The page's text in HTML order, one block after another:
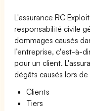
L'assurance RC
responsabilité civile
dommages causés
l’entreprise, c'est-à-
pour un client.
dégâts causés lors
Clients
Tiers